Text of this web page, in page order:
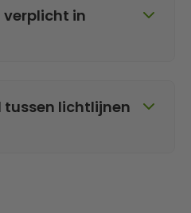
in
tussen lichtlijnen